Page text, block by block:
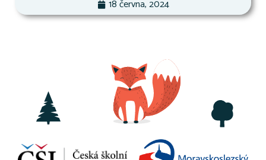
18 června, 2024